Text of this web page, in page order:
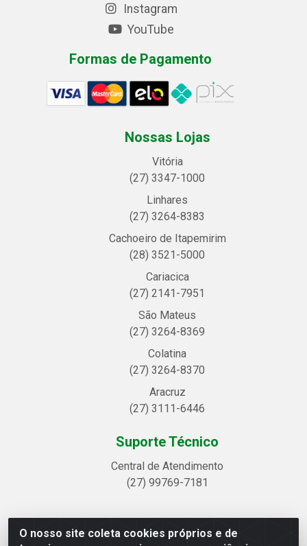
O nosso site coleta cookies próprios e de
Instagram
YouTube
Formas de Pagamento
Nossas Lojas
Vitória
(27) 3347-1000
Linhares
(27) 3264-8383
Cachoeiro de Itapemirim
(28) 3521-5000
Cariacica
(27) 2141-7951
São Mateus
(27) 3264-8369
Colatina
(27) 3264-8370
Aracruz
(27) 3111-6446
Suporte Técnico
Central de Atendimento
(27) 99769-7181
Linhavix Distribuidora LTDA - Avenida Alegre, 2521 -